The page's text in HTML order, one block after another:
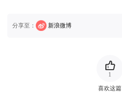
分享至： 新浪微博
喜欢这篇
1